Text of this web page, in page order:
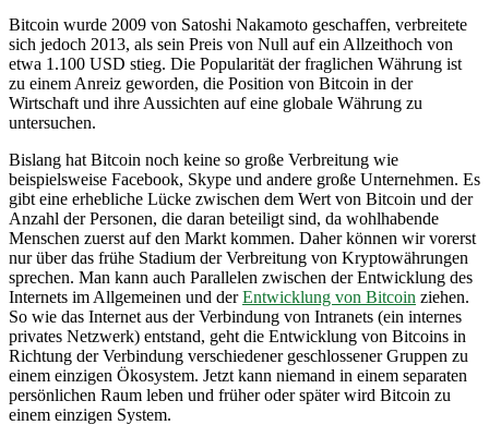
Bitcoin wurde 2009 von Satoshi Nakamoto geschaffen, verbreitete
sich jedoch 2013, als sein Preis von Null auf ein Allzeithoch von
etwa 1.100 USD stieg. Die Popularität der fraglichen Währung ist
zu einem Anreiz geworden, die Position von Bitcoin in der
Wirtschaft und ihre Aussichten auf eine globale Währung zu
untersuchen.
Bislang hat Bitcoin noch keine so große Verbreitung wie
beispielsweise Facebook, Skype und andere große Unternehmen. Es
gibt eine erhebliche Lücke zwischen dem Wert von Bitcoin und der
Anzahl der Personen, die daran beteiligt sind, da wohlhabende
Menschen zuerst auf den Markt kommen. Daher können wir vorerst
nur über das frühe Stadium der Verbreitung von Kryptowährungen
sprechen. Man kann auch Parallelen zwischen der Entwicklung des
Internets im Allgemeinen und derEntwicklung von Bitcoin ziehen.
So wie das Internet aus der Verbindung von Intranets (ein internes
privates Netzwerk) entstand, geht die Entwicklung von Bitcoins in
Richtung der Verbindung verschiedener geschlossener Gruppen zu
einem einzigen Ökosystem. Jetzt kann niemand in einem separaten
persönlichen Raum leben und früher oder später wird Bitcoin zu
einem einzigen System.